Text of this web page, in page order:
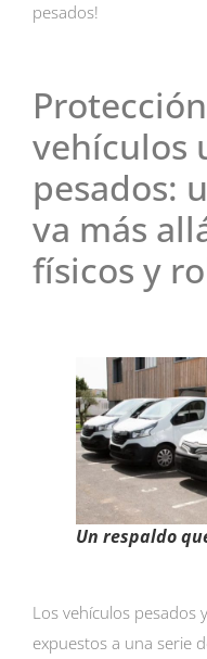
pesados!
vehículos
pesados:
va más
físicos y
Un respaldo
Los vehículos pesados
expuestos a una serie